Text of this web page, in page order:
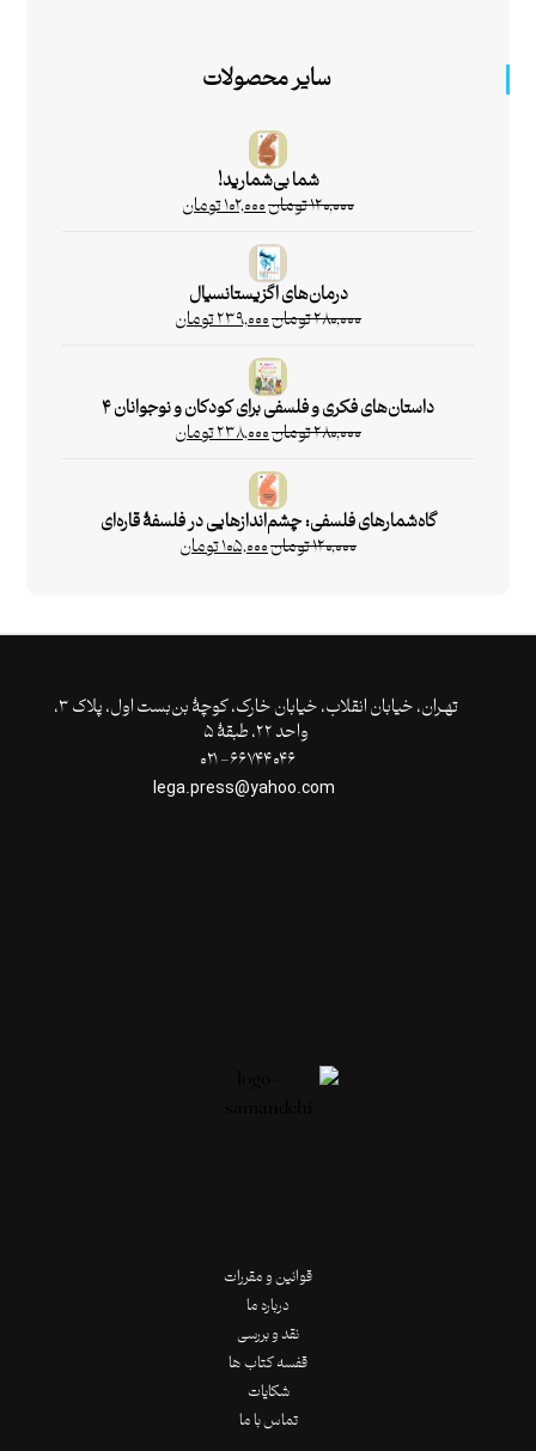
سایر محصولات
شما بی‌شمارید!
۱۲۰,۰۰۰تومان۱۰۲,۰۰۰تومان
درمان‌های اگزیستانسیال
۲۸۰,۰۰۰تومان۲۳۹,۰۰۰تومان
داستان‌های فکری و فلسفی برای کودکان و نوجوانان ۴
۲۸۰,۰۰۰تومان۲۳۸,۰۰۰تومان
گاه‌شمارهای فلسفی: چشم‌اندازهایی در فلسفۀ قاره‌ای
۱۲۰,۰۰۰تومان۱۰۵,۰۰۰تومان
تهـران،‌ خیابان انقلاب، خیابان خارک، کوچۀ بن‌بست اول، پلاک ۳،
واحد ۲۲، طبقۀ ۵
قوانین و مقررات
درباره ما
نقد و بررسی
قفسه کتاب ها
شکایات
تماس با ما